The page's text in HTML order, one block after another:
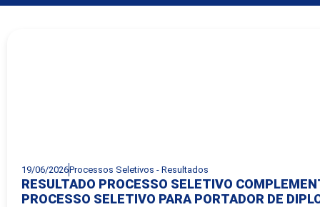
19/06/2026Processos Seletivos - Resultados
RESULTADO PROCESSO SELETIVO
PROCESSO SELETIVO PARA PORTADOR DE